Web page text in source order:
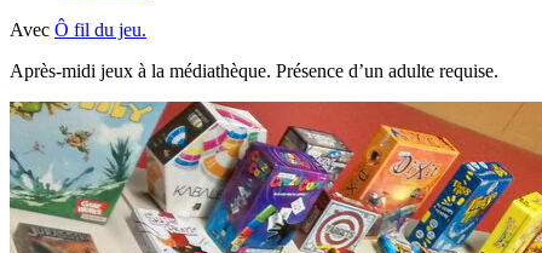
Avec Ô fil du jeu.
Après-midi jeux à la médiathèque. Présence d’un adulte requise.